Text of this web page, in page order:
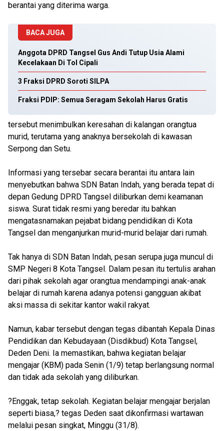
berantai yang diterima warga.
BACA JUGA
Anggota DPRD Tangsel Gus Andi Tutup Usia Alami
Kecelakaan Di Tol Cipali
3 Fraksi DPRD Soroti SILPA
Fraksi PDIP: Semua Seragam Sekolah Harus Gratis
tersebut menimbulkan keresahan di kalangan orangtua
murid, terutama yang anaknya bersekolah di kawasan
Serpong dan Setu.
Informasi yang tersebar secara berantai itu antara lain
menyebutkan bahwa SDN Batan Indah, yang berada tepat di
depan Gedung DPRD Tangsel diliburkan demi keamanan
siswa. Surat tidak resmi yang beredar itu bahkan
mengatasnamakan pejabat bidang pendidikan di Kota
Tangsel dan menganjurkan murid-murid belajar dari rumah.
Tak hanya di SDN Batan Indah, pesan serupa juga muncul di
SMP Negeri 8 Kota Tangsel. Dalam pesan itu tertulis arahan
dari pihak sekolah agar orangtua mendampingi anak-anak
belajar di rumah karena adanya potensi gangguan akibat
aksi massa di sekitar kantor wakil rakyat.
Namun, kabar tersebut dengan tegas dibantah Kepala Dinas
Pendidikan dan Kebudayaan (Disdikbud) Kota Tangsel,
Deden Deni. Ia memastikan, bahwa kegiatan belajar
mengajar (KBM) pada Senin (1/9) tetap berlangsung normal
dan tidak ada sekolah yang diliburkan.
?Enggak, tetap sekolah. Kegiatan belajar mengajar berjalan
seperti biasa,? tegas Deden saat dikonfirmasi wartawan
melalui pesan singkat, Minggu (31/8).